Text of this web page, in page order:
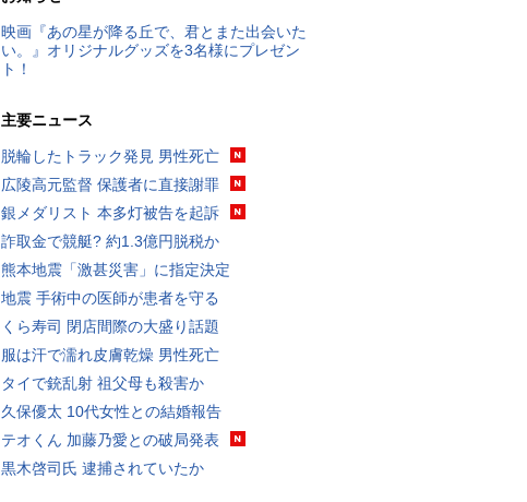
映画『あの星が降る丘で、君とまた出会いた
い。』オリジナルグッズを3名様にプレゼン
ト！
主要ニュース
脱輪したトラック発見 男性死亡
広陵高元監督 保護者に直接謝罪
銀メダリスト 本多灯被告を起訴
詐取金で競艇? 約1.3億円脱税か
熊本地震「激甚災害」に指定決定
地震 手術中の医師が患者を守る
くら寿司 閉店間際の大盛り話題
服は汗で濡れ皮膚乾燥 男性死亡
タイで銃乱射 祖父母も殺害か
久保優太 10代女性との結婚報告
テオくん 加藤乃愛との破局発表
黒木啓司氏 逮捕されていたか